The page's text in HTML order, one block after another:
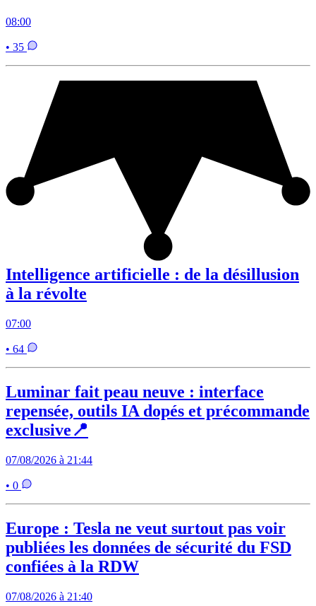
08:00
• 35
Intelligence artificielle : de la désillusion
à la révolte
07:00
• 64
Luminar fait peau neuve : interface
repensée, outils IA dopés et précommande
exclusive📍
07/08/2026 à 21:44
• 0
Europe : Tesla ne veut surtout pas voir
publiées les données de sécurité du FSD
confiées à la RDW
07/08/2026 à 21:40